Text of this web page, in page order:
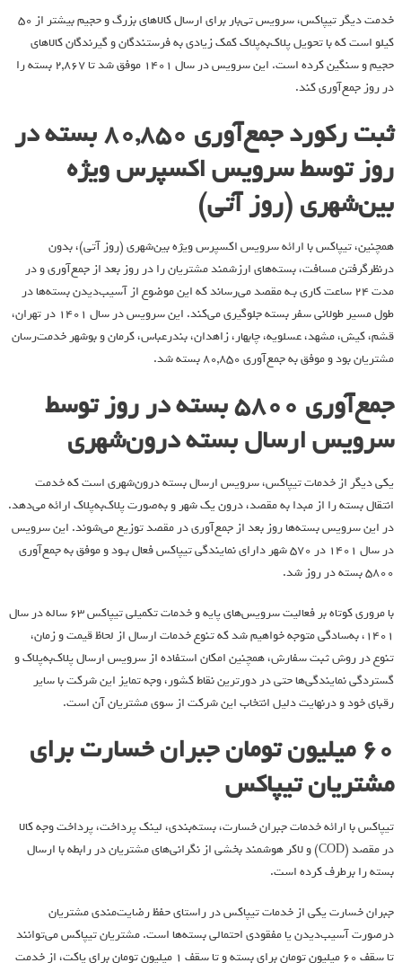
خدمت دیگر تیپاکس، سرویس تی‌بار برای ارسال کالاهای بزرگ و حجیم بیشتر از 50
کیلو است که با تحویل پلاک‌به‌پلاک کمک زیادی به فرستندگان و گیرندگان کالاهای
حجیم و سنگین کرده است. این سرویس در سال 1401 موفق شد تا 2,867 بسته را
در روز جمع‌آوری کند.
ثبت رکورد جمع‌آوری 80,850 بسته در
روز توسط سرویس اکسپرس ویژه
بین‌شهری (روز آتی)
همچنین، تیپاکس با ارائه سرویس اکسپرس ویژه بین‌شهری (روز آتی)، بدون
درنظرگرفتن مسافت، بسته‌های ارزشمند مشتریان را در روز بعد از جمع‌آوری و در
مدت 24 ساعت کاری بـه مقصد می‌رساند که این موضوع از آسیب‌دیدن بسته‌ها در
طول مسیر طولانی سفر بسته جلوگیری می‌کند. این سرویس در سال 1401 در تهران،
قشم، کیش، مشهد، عسلویه، چابهار، زاهدان، بندرعباس، کرمان و بوشهر خدمت‌رسان
مشتریان بود و موفق به جمع‌آوری 80,850 بسته شد.
جمع‌آوری 5800 بسته در روز توسط
سرویس ارسال بسته درون‌شهری
یکی دیگر از خدمات تیپاکس، سرویس ارسال بسته درون‌شهری است که خدمت
انتقال بسته را از مبدا به مقصد، درون یک شهر و به‌صورت پلاک‌به‌پلاک ارائه می‌دهد.
در این سرویس بسته‌ها روز بعد از جمع‌آوری در مقصد توزیع می‌شوند. این سرویس
در سال 1401 در 570 شهر دارای نمایندگی تیپاکس فعال بـود و موفق به جمع‌آوری
5800 بسته در روز شد.
با مروری کوتاه بر فعالیت سرویس‌های پایه و خدمات تکمیلی تیپاکس 63 ساله در سال
1401، به‌سادگی متوجه خواهیم شد که تنوع خدمات ارسال از لحاظ قیمت و زمان،
تنوع در روش ثبت سفارش، همچنین امکان استفاده از سرویس ارسال پلاک‌به‌پلاک و
گستردگی نمایندگی‌ها حتی در دورترین نقاط کشور، وجه تمایز این شرکت با سایر
رقبای خود و درنهایت دلیل انتخاب این شرکت از سوی مشتریان آن است.
60 میلیون تومان جبران خسارت برای
مشتریان تیپاکس
تیپاکس با ارائه خدمات جبران خسارت، بسته‌بندی، لینک پرداخت، پرداخت وجه کالا
در مقصد (COD) و لاکر هوشمند بخشی از نگرانی‌های مشتریان در رابطه با ارسال
بسته را برطرف کرده است.
جبران خسارت یکی از خدمات تیپاکس در راستای حفظ رضایت‌مندی مشتریان
درصورت آسیب‌دیدن یا مفقودی احتمالی بسته‌ها است. مشتریان تیپاکس می‌توانند
تا سقف 60 میلیون تومان برای بسته و تا سقف 1 میلیون تومان برای پاکت، از خدمت